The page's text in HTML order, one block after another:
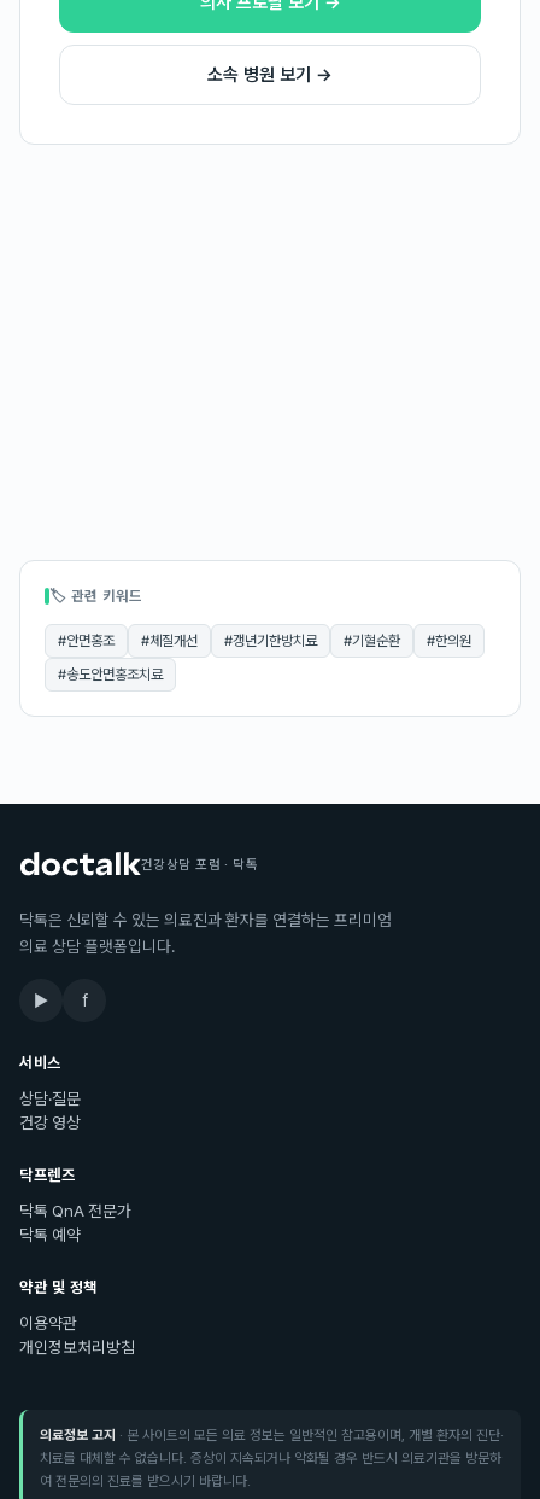
소속 병원 보기 →
🏷 관련 키워드
#안면홍조 #체질개선 #갱년기한방치료 #기혈순환 #한의원
#송도안면홍조치료
건강상담 포럼 · 닥톡
닥톡은 신뢰할 수 있는 의료진과 환자를 연결하는 프리미엄
의료 상담 플랫폼입니다.
▶ f
서비스
상담·질문
건강 영상
닥프렌즈
닥톡 QnA 전문가
닥톡 예약
약관 및 정책
이용약관
개인정보처리방침
의료정보 고지 · 본 사이트의 모든 의료 정보는 일반적인 참고용이며, 개별 환자의 진단·
치료를 대체할 수 없습니다. 증상이 지속되거나 악화될 경우 반드시 의료기관을 방문하
여 전문의의 진료를 받으시기 바랍니다.